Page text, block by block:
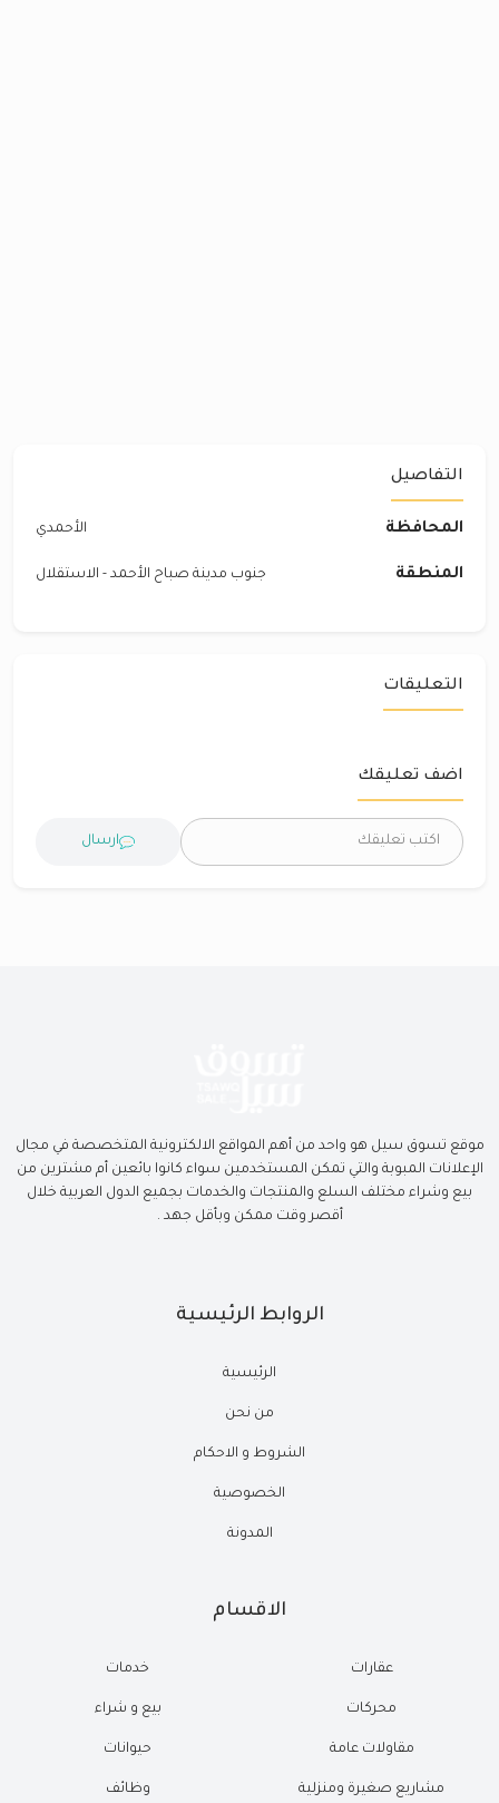
التفاصيل
المحافظة الأحمدي
المنطقة جنوب مدينة صباح الأحمد - الاستقلال
التعليقات
اضف تعليقك
ارسال
موقع تسوق سيل هو واحد من أهم المواقع الالكترونية المتخصصة في مجال
الإعلانات المبوبة والتي تمكن المستخدمين سواء كانوا بائعين أم مشترين من
بيع وشراء مختلف السلع والمنتجات والخدمات بجميع الدول العربية خلال
أقصر وقت ممكن وبأقل جهد .
الروابط الرئيسية
الرئيسية
من نحن
الشروط و الاحكام
الخصوصية
المدونة
الاقسام
عقارات
محركات
مقاولات عامة
مشاريع صغيرة ومنزلية
خدمات
بيع و شراء
حيوانات
وظائف